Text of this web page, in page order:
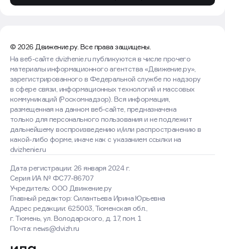
© 2026 Движение.ру. Все права защищены.
Дата регистрации: 26 января 2024 г.
Серия ИА № ФС77-86707
Учредитель: ООО Движение.ру
Главный редактор: Силантьева Ирина Юрьевна
Адрес редакции: 625003, Тюменская обл.,
г. Тюмень, ул. Володарского, д. 17, пом. 1
Почта: news@dvizh.ru
На веб-сайте dvizhenie.ru публикуются в числе прочего
материалы информационного агентства «Движение.ру»,
зарегистрированного в Федеральной службе по надзору
в сфере связи, информационных технологий и массовых
коммуникаций (Роскомнадзор). Вся информация,
размещенная на данном веб-сайте, предназначена
только для персонального пользования и не подлежит
дальнейшему воспроизведению и/или распространению в
какой-либо форме, иначе как с указанием ссылки на
dvizhenie.ru